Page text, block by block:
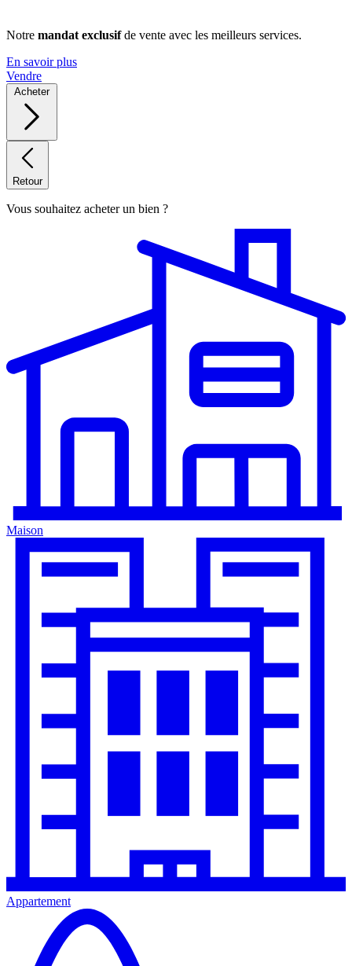
Notre mandat exclusifde vente avec les meilleurs services.
En savoir plus
Vendre
Acheter
Retour
Vous souhaitez acheter un bien ?
Maison
Appartement